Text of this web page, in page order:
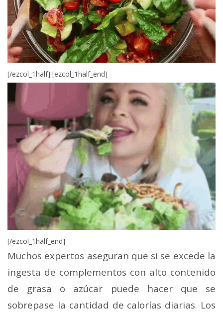
[/ezcol_1half] [ezcol_1half_end]
[/ezcol_1half_end]
Muchos expertos aseguran que si se excede la
ingesta de complementos con alto contenido
de grasa o azúcar puede hacer que se
sobrepase la cantidad de calorías diarias. Los